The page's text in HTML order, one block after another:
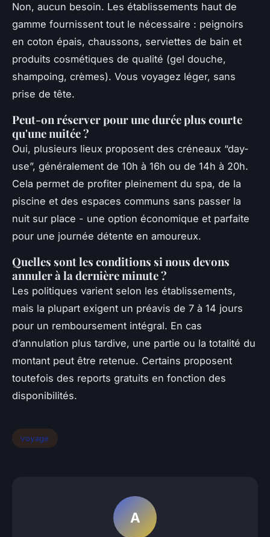
Non, aucun besoin. Les établissements haut de
gamme fournissent tout le nécessaire : peignoirs
en coton épais, chaussons, serviettes de bain et
produits cosmétiques de qualité (gel douche,
shampoing, crèmes). Vous voyagez léger, sans
prise de tête.
Peut-on réserver pour une durée plus courte
qu'une nuitée ?
Oui, plusieurs lieux proposent des créneaux “day-
use”, généralement de 10h à 16h ou de 14h à 20h.
Cela permet de profiter pleinement du spa, de la
piscine et des espaces communs sans passer la
nuit sur place - une option économique et parfaite
pour une journée détente en amoureux.
Quelles sont les conditions si nous devons
annuler à la dernière minute ?
Les politiques varient selon les établissements,
mais la plupart exigent un préavis de 7 à 14 jours
pour un remboursement intégral. En cas
d’annulation plus tardive, une partie ou la totalité du
montant peut être retenue. Certains proposent
toutefois des reports gratuits en fonction des
disponibilités.
voyage
A